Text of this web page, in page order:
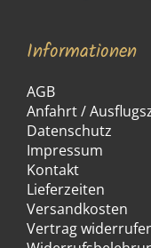
Informationen
AGB
Anfahrt /
Datenschutz
Impressum
Kontakt
Lieferzeiten
Versandkosten
Vertrag